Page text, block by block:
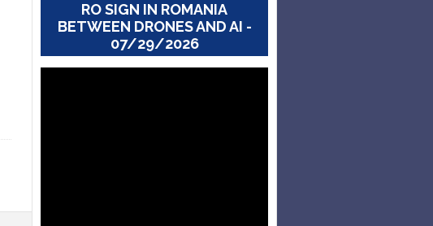
RO SIGN IN ROMANIA
BETWEEN DRONES AND AI -
07/29/2026